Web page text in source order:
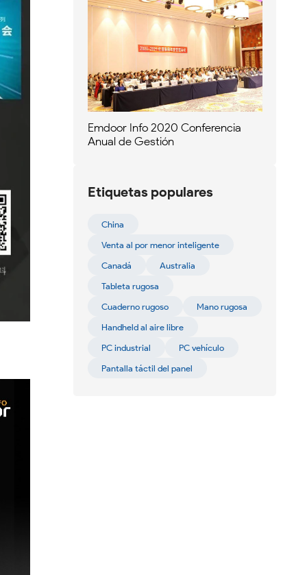
Emdoor Info 2020 Conferencia
Anual de Gestión
Etiquetas populares
China
Venta al por menor inteligente
Canadá
Australia
Tableta rugosa
Cuaderno rugoso
Mano rugosa
Handheld al aire libre
PC industrial
PC vehículo
Pantalla táctil del panel